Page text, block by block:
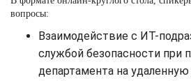
вопросы:
Взаимодействие с ИТ-
службой безопасности при
департамента на удаленную